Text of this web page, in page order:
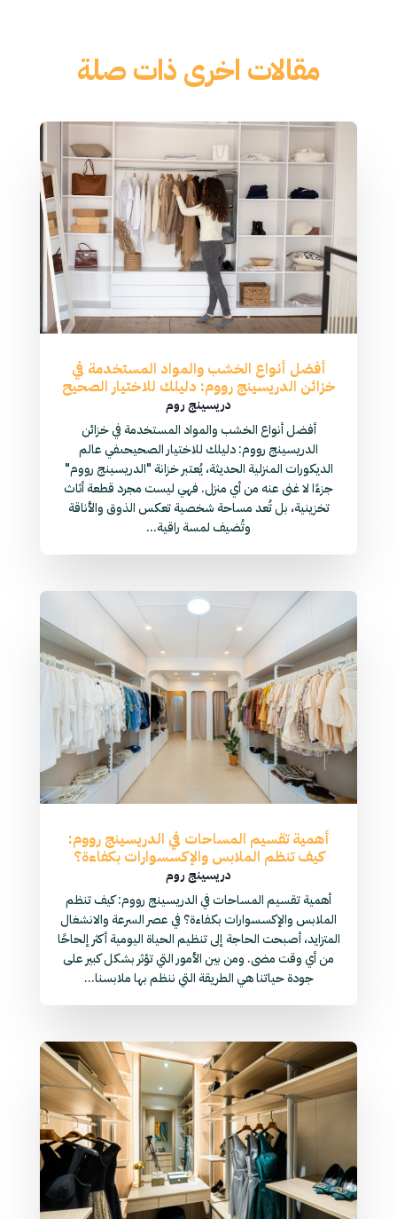
مقالات اخرى ذات صلة
أفضل أنواع الخشب والمواد المستخدمة في
خزائن الدريسينج رووم: دليلك للاختيار الصحيح
دريسينج روم
أفضل أنواع الخشب والمواد المستخدمة في خزائن
الدريسينج رووم: دليلك للاختيار الصحيحىفي عالم
الديكورات المنزلية الحديثة، يُعتبر خزانة "الدريسينج رووم"
جزءًا لا غنى عنه من أي منزل. فهي ليست مجرد قطعة أثاث
تخزينية، بل تُعد مساحة شخصية تعكس الذوق والأناقة
وتُضيف لمسة راقية...
أهمية تقسيم المساحات في الدريسينج رووم:
كيف تنظم الملابس والإكسسوارات بكفاءة؟
دريسينج روم
أهمية تقسيم المساحات في الدريسينج رووم: كيف تنظم
الملابس والإكسسوارات بكفاءة؟ في عصر السرعة والانشغال
المتزايد، أصبحت الحاجة إلى تنظيم الحياة اليومية أكثر إلحاحًا
من أي وقت مضى. ومن بين الأمور التي تؤثر بشكل كبير على
جودة حياتنا هي الطريقة التي ننظم بها ملابسنا...